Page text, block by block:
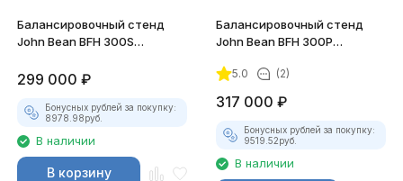
Балансировочный стенд
John Bean BFH 300S
299 000 ₽
Бонусных рублей за покупку:
8978.98руб.
В наличии
В корзину
Балансировочный стенд
John Bean BFH 300P
5.0 (2)
317 000 ₽
Бонусных рублей за покупку:
9519.52руб.
В наличии